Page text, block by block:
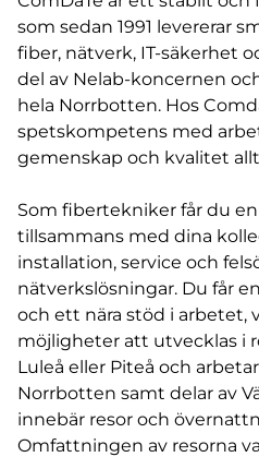
som sedan 1991 levererar
fiber, nätverk, IT-säkerhet
del av Nelab-koncernen
hela Norrbotten. Hos
spetskompetens med
gemenskap och kvalitet
Som fibertekniker får du
tillsammans med dina
installation, service och
nätverkslösningar. Du får
och ett nära stöd i arbetet,
möjligheter att utvecklas i
Luleå eller Piteå och
Norrbotten samt delar av
innebär resor och
Omfattningen av resorna